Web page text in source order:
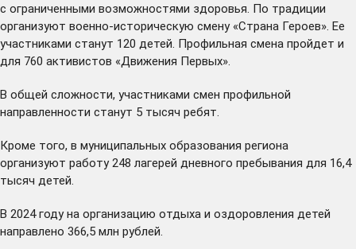
с ограниченными возможностями здоровья. По традиции
организуют военно-историческую смену «Страна Героев». Ее
участниками станут 120 детей. Профильная смена пройдет и
для 760 активистов «Движения Первых».
В общей сложности, участниками смен профильной
направленности станут 5 тысяч ребят.
Кроме того, в муниципальных образования региона
организуют работу 248 лагерей дневного пребывания для 16,4
тысяч детей.
В 2024 году на организацию отдыха и оздоровления детей
направлено 366,5 млн рублей.